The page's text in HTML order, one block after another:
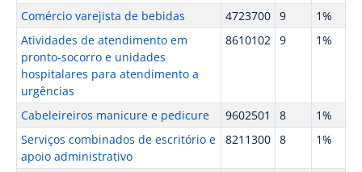
Comércio varejista de bebidas 4723700 9
1%
Atividades de atendimento em
pronto-socorro e unidades
hospitalares para atendimento a
urgências
8610102 9 1%
Cabeleireiros manicure e pedicure 9602501 8
1%
Serviços combinados de escritório e
apoio administrativo
8211300 8 1%